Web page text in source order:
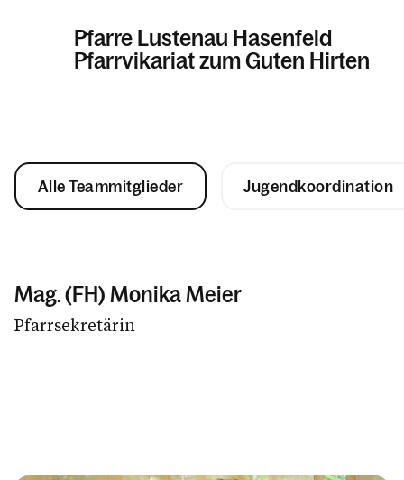
Pfarre Lustenau Hasenfeld
Pfarrvikariat zum Guten Hirten
Kalender
Kontakt
Alle Teammitglieder Jugendkoordination
Mag. (FH) Monika Meier
Pfarrsekretärin